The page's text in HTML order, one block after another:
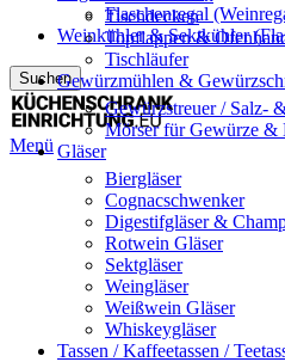
Flaschenregal
Weinkühler & Sektkühler
Suchen
Menü
Tischdecken
Topflappen &
Tischläufer
Gewürzmühlen &
Gewürzstreuer / Salz-
Mörser für Gewürze &
Gläser
Biergläser
Cognacschwenker
Digestifgläser &
Rotwein Gläser
Sektgläser
Weingläser
Weißwein Gläser
Whiskeygläser
Tassen / Kaffeetassen /